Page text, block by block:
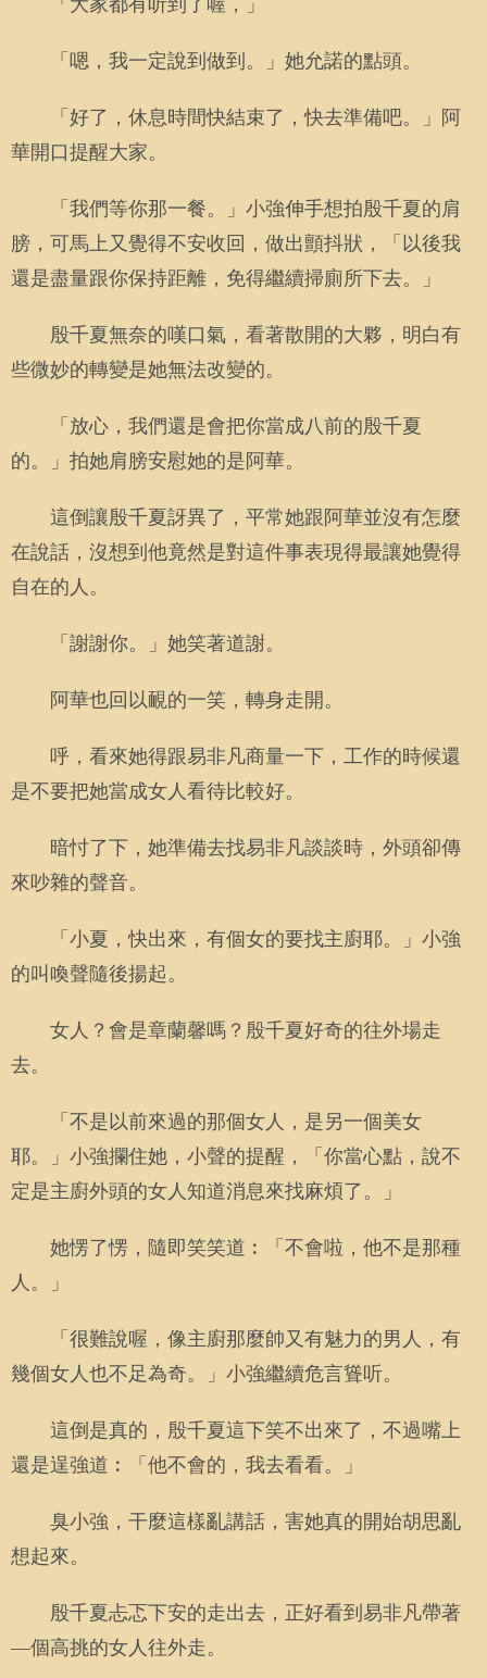
「大家都有听到了喔，」
「嗯，我一定說到做到。」她允諾的點頭。
「好了，休息時間快結束了，快去準備吧。」阿
華開口提醒大家。
「我們等你那一餐。」小強伸手想拍殷千夏的肩
膀，可馬上又覺得不安收回，做出顫抖狀，「以後我
還是盡量跟你保持距離，免得繼續掃廁所下去。」
殷千夏無奈的嘆口氣，看著散開的大夥，明白有
些微妙的轉變是她無法改變的。
「放心，我們還是會把你當成八前的殷千夏
的。」拍她肩膀安慰她的是阿華。
這倒讓殷千夏訝異了，平常她跟阿華並沒有怎麼
在說話，沒想到他竟然是對這件事表現得最讓她覺得
自在的人。
「謝謝你。」她笑著道謝。
阿華也回以靦的一笑，轉身走開。
呼，看來她得跟易非凡商量一下，工作的時候還
是不要把她當成女人看待比較好。
暗忖了下，她準備去找易非凡談談時，外頭卻傳
來吵雜的聲音。
「小夏，快出來，有個女的要找主廚耶。」小強
的叫喚聲隨後揚起。
女人？會是章蘭馨嗎？殷千夏好奇的往外場走
去。
「不是以前來過的那個女人，是另一個美女
耶。」小強攔住她，小聲的提醒，「你當心點，說不
定是主廚外頭的女人知道消息來找麻煩了。」
她愣了愣，隨即笑笑道︰「不會啦，他不是那種
人。」
「很難說喔，像主廚那麼帥又有魅力的男人，有
幾個女人也不足為奇。」小強繼續危言聳听。
這倒是真的，殷千夏這下笑不出來了，不過嘴上
還是逞強道︰「他不會的，我去看看。」
臭小強，干麼這樣亂講話，害她真的開始胡思亂
想起來。
殷千夏忐忑下安的走出去，正好看到易非凡帶著
—個高挑的女人往外走。